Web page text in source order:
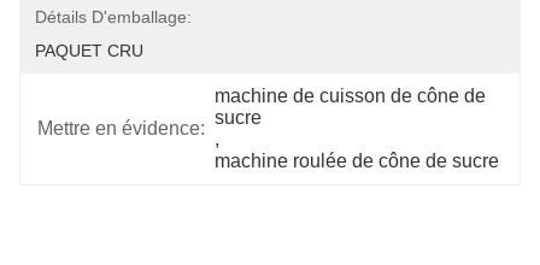
Détails D'emballage:
PAQUET CRU
Mettre en évidence:
machine de cuisson de cône de
sucre
,
machine roulée de cône de sucre